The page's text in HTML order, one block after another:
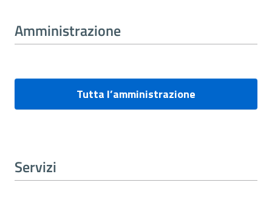
Amministrazione
Tutta l’amministrazione
Servizi